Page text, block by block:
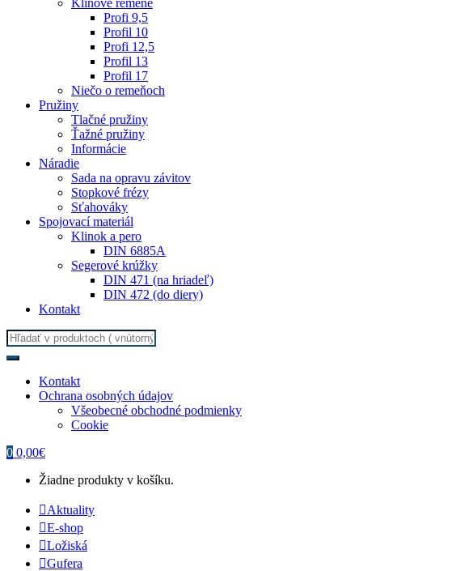
Klinové remene
Profi 9,5
Profil 10
Profi 12,5
Profil 13
Profil 17
Niečo o remeňoch
Pružiny
Tlačné pružiny
Ťažné pružiny
Informácie
Náradie
Sada na opravu závitov
Stopkové frézy
Sťahováky
Spojovací materiál
Klinok a pero
DIN 6885A
Segerové krúžky
DIN 471 (na hriadeľ)
DIN 472 (do diery)
Kontakt
Search for:
Kontakt
Ochrana osobných údajov
Všeobecné obchodné podmienky
Cookie
0 0,00€
Žiadne produkty v košíku.
Aktuality
E-shop
Ložiská
Gufera